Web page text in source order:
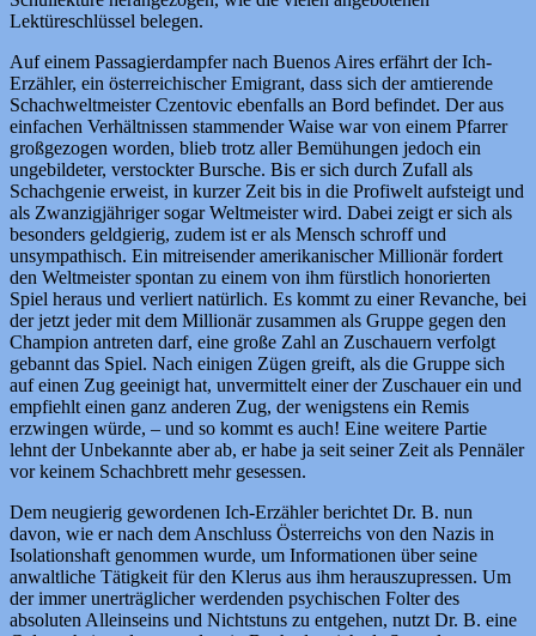
Lektüreschlüssel belegen.
Auf einem Passagierdampfer nach Buenos Aires erfährt der Ich-
Erzähler, ein österreichischer Emigrant, dass sich der amtierende
Schachweltmeister Czentovic ebenfalls an Bord befindet. Der aus
einfachen Verhältnissen stammender Waise war von einem Pfarrer
großgezogen worden, blieb trotz aller Bemühungen jedoch ein
ungebildeter, verstockter Bursche. Bis er sich durch Zufall als
Schachgenie erweist, in kurzer Zeit bis in die Profiwelt aufsteigt und
als Zwanzigjähriger sogar Weltmeister wird. Dabei zeigt er sich als
besonders geldgierig, zudem ist er als Mensch schroff und
unsympathisch. Ein mitreisender amerikanischer Millionär fordert
den Weltmeister spontan zu einem von ihm fürstlich honorierten
Spiel heraus und verliert natürlich. Es kommt zu einer Revanche, bei
der jetzt jeder mit dem Millionär zusammen als Gruppe gegen den
Champion antreten darf, eine große Zahl an Zuschauern verfolgt
gebannt das Spiel. Nach einigen Zügen greift, als die Gruppe sich
auf einen Zug geeinigt hat, unvermittelt einer der Zuschauer ein und
empfiehlt einen ganz anderen Zug, der wenigstens ein Remis
erzwingen würde, – und so kommt es auch! Eine weitere Partie
lehnt der Unbekannte aber ab, er habe ja seit seiner Zeit als Pennäler
vor keinem Schachbrett mehr gesessen.
Dem neugierig gewordenen Ich-Erzähler berichtet Dr. B. nun
davon, wie er nach dem Anschluss Österreichs von den Nazis in
Isolationshaft genommen wurde, um Informationen über seine
anwaltliche Tätigkeit für den Klerus aus ihm herauszupressen. Um
der immer unerträglicher werdenden psychischen Folter des
absoluten Alleinseins und Nichtstuns zu entgehen, nutzt Dr. B. eine